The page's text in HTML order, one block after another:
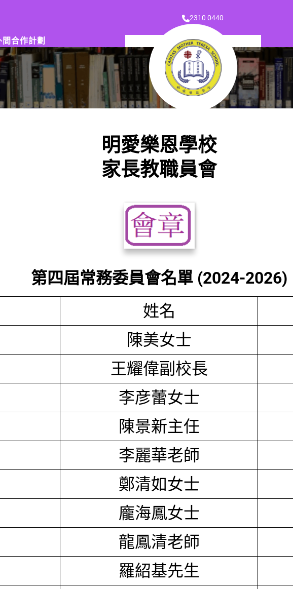
2310 0440
間合作計劃
明愛樂恩學校
家長教職員會
第四屆常務委員會名單 (2024-2026)
姓名
陳美女士
王耀偉副校長
李彦蕾女士
陳景新主任
李麗華老師
鄭清如女士
龐海鳳女士
龍鳳清老師
羅紹基先生